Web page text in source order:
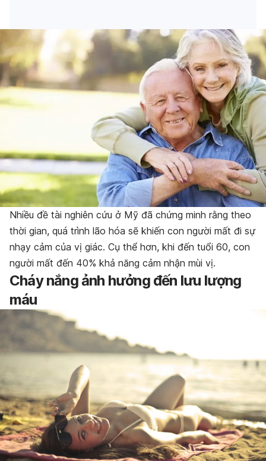
Nhiều đề tài nghiên cứu ở Mỹ đã chứng minh rằng theo
thời gian, quá trình lão hóa sẽ khiến con người mất đi sự
nhạy cảm của vị giác. Cụ thể hơn, khi đến tuổi 60, con
người mất đến 40% khả năng cảm nhận mùi vị.
Cháy nắng ảnh hưởng đến lưu lượng
máu